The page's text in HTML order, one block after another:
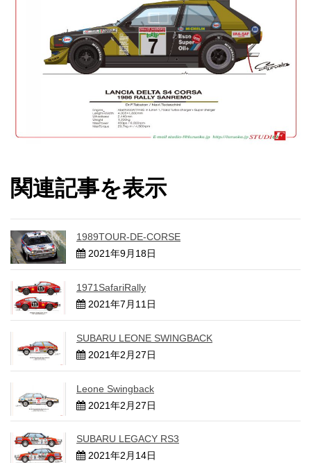
関連記事を表示
1989TOUR-DE-CORSE
2021年9月18日
1971SafariRally
2021年7月11日
SUBARU LEONE SWINGBACK
2021年2月27日
Leone Swingback
2021年2月27日
SUBARU LEGACY RS3
2021年2月14日